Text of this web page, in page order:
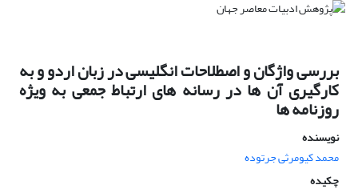
بررسی واژگان و اصطلاحات انگلیسی در زبان اردو و به
کارگیری آن ها در رسانه های ارتباط جمعی به ویژه
روزنامه ها
نویسنده
محمد کیومرثى جرتوده
چکیده